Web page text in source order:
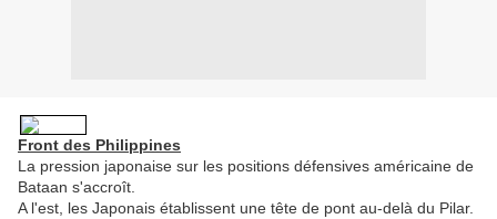
Front des Philippines
La pression japonaise sur les positions défensives américaine de
Bataan s'accroît.
A l'est, les Japonais établissent une tête de pont au-delà du Pilar.